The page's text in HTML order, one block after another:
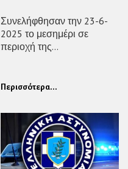
Συνελήφθησαν την 23-6-
2025 το μεσημέρι σε
περιοχή της...
Περισσότερα...